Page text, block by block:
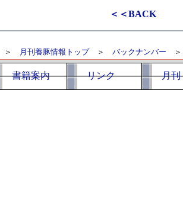
＜＜BACK
＞ 月刊養豚情報トップ＞ バックナンバー
書籍案内 リンク 月刊